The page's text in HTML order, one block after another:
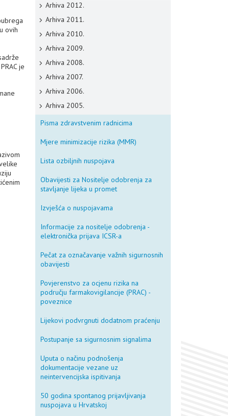
ovih
je
Arhiva 2012.
Arhiva 2011.
Arhiva 2010.
Arhiva 2009.
Arhiva 2008.
Arhiva 2007.
Arhiva 2006.
Arhiva 2005.
Pisma zdravstvenim radnicima
Mjere minimizacije rizika (MMR)
Lista ozbiljnih nuspojava
Obavijesti za Nositelje odobrenja za
stavljanje lijeka u promet
Izvješća o nuspojavama
Informacije za nositelje odobrenja -
elektronička prijava ICSR-a
Pečat za označavanje važnih sigurnosnih
obavijesti
Povjerenstvo za ocjenu rizika na
području farmakovigilancije (PRAC) -
poveznice
Lijekovi podvrgnuti dodatnom praćenju
Postupanje sa sigurnosnim signalima
Uputa o načinu podnošenja
dokumentacije vezane uz
neintervencijska ispitivanja
50 godina spontanog prijavljivanja
nuspojava u Hrvatskoj